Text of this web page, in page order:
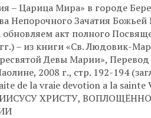
– Царица Мира» в городе
Непорочного Зачатия
акт полного
– из книги «Св. Людовик-
Девы Марии»,
2008 г., стр. 192-194
de la vraie devotion a la sainte
ХРИСТУ,
поклонение: Вы
8-961-757-51-14.